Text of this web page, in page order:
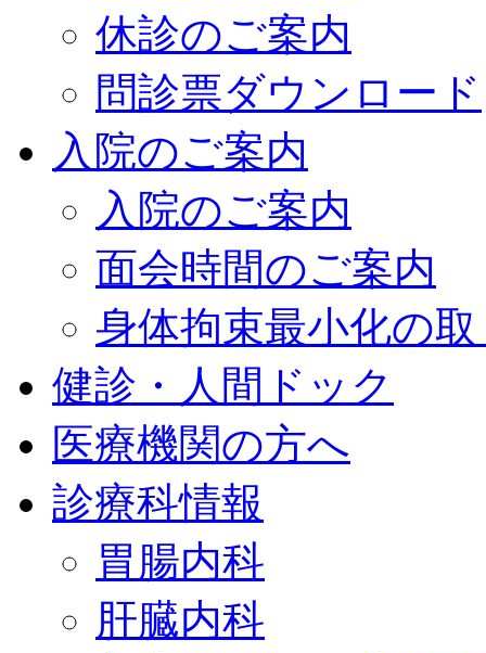
休診のご案内
問診票ダウンロード
入院のご案内
入院のご案内
面会時間のご案内
身体拘束最小化の
健診・人間ドック
医療機関の方へ
診療科情報
胃腸内科
肝臓内科